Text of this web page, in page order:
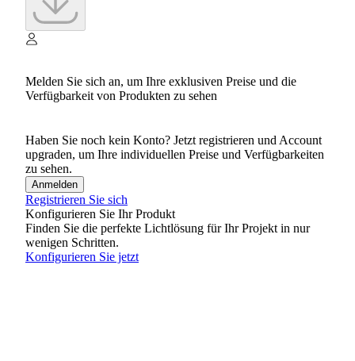
Melden Sie sich an, um Ihre exklusiven Preise und die
Verfügbarkeit von Produkten zu sehen
Haben Sie noch kein Konto? Jetzt registrieren und Account
upgraden, um Ihre individuellen Preise und Verfügbarkeiten
zu sehen.
Anmelden
Registrieren Sie sich
Konfigurieren Sie Ihr Produkt
Finden Sie die perfekte Lichtlösung für Ihr Projekt in nur
wenigen Schritten.
Konfigurieren Sie jetzt